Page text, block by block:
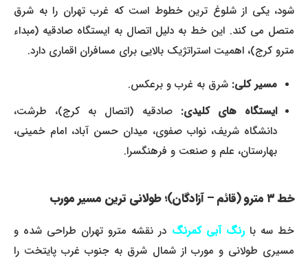
شود، یکی از شلوغ ترین خطوط است که غرب تهران را به شرق
متصل می کند. این خط به دلیل اتصال به ایستگاه صادقیه (مبداء
مترو کرج)، اهمیت استراتژیک بالایی برای مسافران اقماری دارد.
مسیر کلی:شرق به غرب و برعکس.
ایستگاه های کلیدی:صادقیه (اتصال به کرج)، طرشت،
دانشگاه شریف، نواب صفوی، میدان حسن آباد، امام خمینی،
بهارستان، علم و صنعت و فرهنگسرا.
خط ۳ مترو (قائم – آزادگان)؛ طولانی ترین مسیر مورب
خط سه با رنگ آبی کمرنگدر نقشه مترو تهران طراحی شده و
مسیری طولانی و مورب از شمال شرق به جنوب غرب پایتخت را